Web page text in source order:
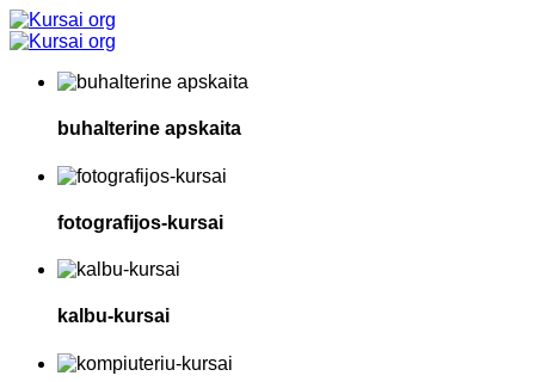
buhalterine apskaita
fotografijos-kursai
kalbu-kursai